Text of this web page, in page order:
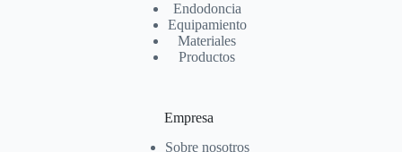
Endodoncia
Equipamiento
Materiales
Productos
Empresa
Sobre nosotros